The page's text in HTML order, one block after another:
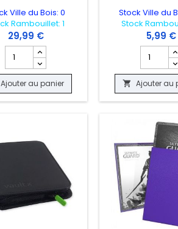
100 GOLD MATTE DUAL SLEEVES X 100
ULTIMATE GUARD - KATANA -
Ville du Bois: 0
Rambouillet: 1
29,99 €
Champ quantité du produit TAPIS DE JEU -
Ajouter au panier
Stock Ville du
Stock
5,99 €
Champ
 Ajouter au